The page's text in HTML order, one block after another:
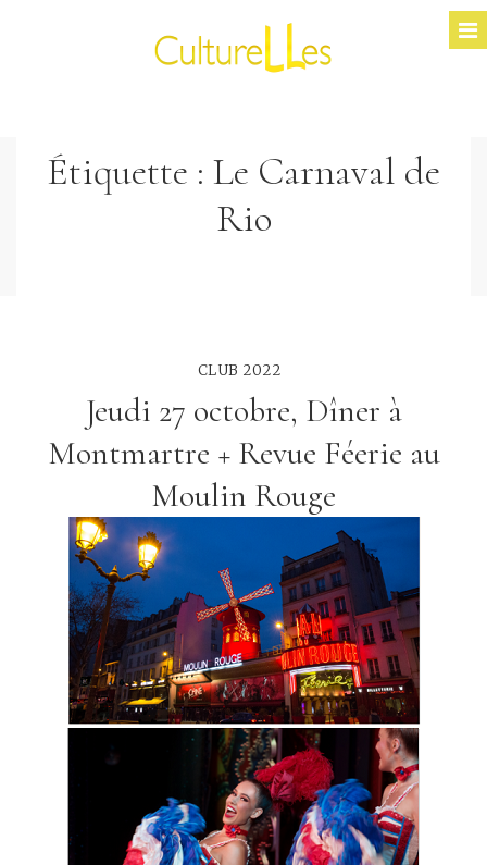
Étiquette : Le Carnaval de
Rio
CLUB 2022
Jeudi 27 octobre, Dîner à
Montmartre + Revue Féerie au
Moulin Rouge